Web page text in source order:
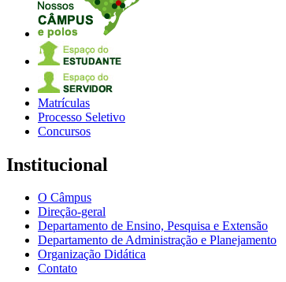
Matrículas
Processo Seletivo
Concursos
Institucional
O Câmpus
Direção-geral
Departamento de Ensino, Pesquisa e Extensão
Departamento de Administração e Planejamento
Organização Didática
Contato